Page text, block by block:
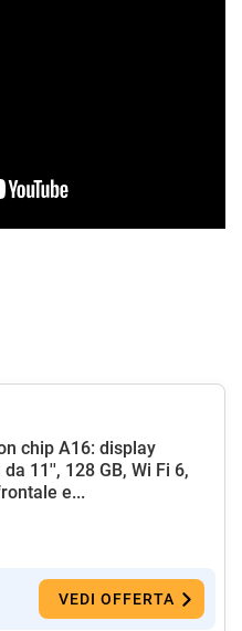
chip A16: display
11'', 128 GB, Wi Fi 6,
e...
VEDI OFFERTA